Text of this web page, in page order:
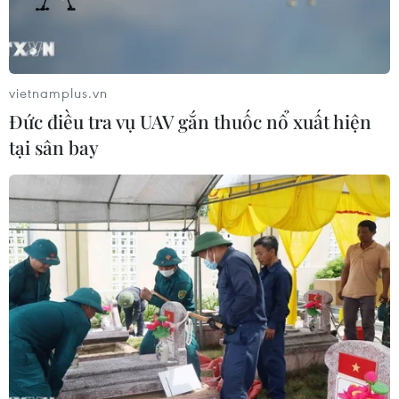
Ảnh minh họa. (Ảnh: Hồng Đạt/TTXVN)
Phó Thủ tướng Nguyễn Văn Thắng vừa ký Quyết
định số 1020/QĐ-TTg ban hành Kế hoạch triển
khai thi hành Nghị quyết số 29/2026/QH16 ngày
24/4/2026 của Quốc hội về cơ chế, chính sách
vietnamplus.vn
Đức điều tra vụ UAV gắn thuốc nổ xuất hiện
tại sân bay